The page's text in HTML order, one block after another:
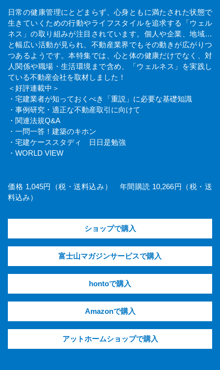
日常の健康管理にとどまらず、心身ともに満たされた状態で
生きていくための行動やライフスタイルを追求する「ウェル
ネス」の取り組みが注目されています。個人や企業、地域…
と幅広い活動が見られ、不動産業界でもその動きが広がりつ
つあるようです。本特集では、心と体の健康だけでなく、対
人関係や職場・生活環境まで含め、「ウェルネス」を実践し
ている不動産会社を取材しました！
＜好評連載中＞
・宅建業者が知っておくべき「重説」に必要な基礎知識
・事例研究・適正な不動産取引に向けて
・関連法規Q&A
・一問一答！建築のキホン
・宅建ケーススタディ 日日是勉強
・WORLD VIEW
価格 1,045円（税・送料込み） 年間購読 10,266円（税・送
料込み）
ショップで購入
富士山マガジンサービスで購入
hontoで購入
Amazonで購入
アットホームショップで購入